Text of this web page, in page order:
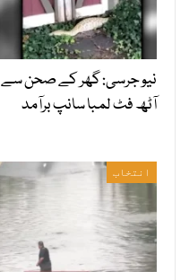
نیو جرسی: گھر کے صحن سے
آٹھ فٹ لمبا سانپ برآمد
انتخاب